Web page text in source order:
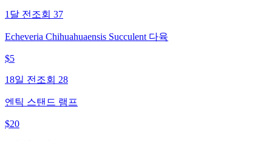
1달 전 조회 37
Echeveria Chihuahuaensis Succulent 다육
$5
18일 전 조회 28
엔틱 스탠드 램프
$20